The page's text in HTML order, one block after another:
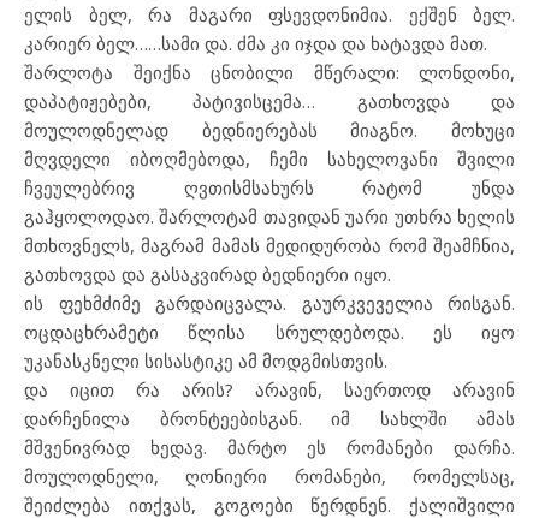
ელის ბელ, რა მაგარი ფსევდონიმია. ექშენ ბელ.
კარიერ ბელ……სამი და. ძმა კი იჯდა და ხატავდა მათ.
შარლოტა შეიქნა ცნობილი მწერალი: ლონდონი,
დაპატიჟებები, პატივისცემა… გათხოვდა და
მოულოდნელად ბედნიერებას მიაგნო. მოხუცი
მღვდელი იბოღმებოდა, ჩემი სახელოვანი შვილი
ჩვეულებრივ ღვთისმსახურს რატომ უნდა
გაჰყოლოდაო. შარლოტამ თავიდან უარი უთხრა ხელის
მთხოვნელს, მაგრამ მამას მედიდურობა რომ შეამჩნია,
გათხოვდა და გასაკვირად ბედნიერი იყო.
ის ფეხმძიმე გარდაიცვალა. გაურკვეველია რისგან.
ოცდაცხრამეტი წლისა სრულდებოდა. ეს იყო
უკანასკნელი სისასტიკე ამ მოდგმისთვის.
და იცით რა არის? არავინ, საერთოდ არავინ
დარჩენილა ბრონტეებისგან. იმ სახლში ამას
მშვენივრად ხედავ. მარტო ეს რომანები დარჩა.
მოულოდნელი, ღონიერი რომანები, რომელსაც,
შეიძლება ითქვას, გოგოები წერდნენ. ქალიშვილი